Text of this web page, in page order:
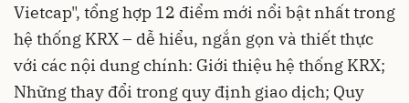
Vietcap", tổng hợp 12 điểm mới nổi bật nhất trong
hệ thống KRX – dễ hiểu, ngắn gọn và thiết thực
với các nội dung chính: Giới thiệu hệ thống KRX;
Những thay đổi trong quy định giao dịch; Quy